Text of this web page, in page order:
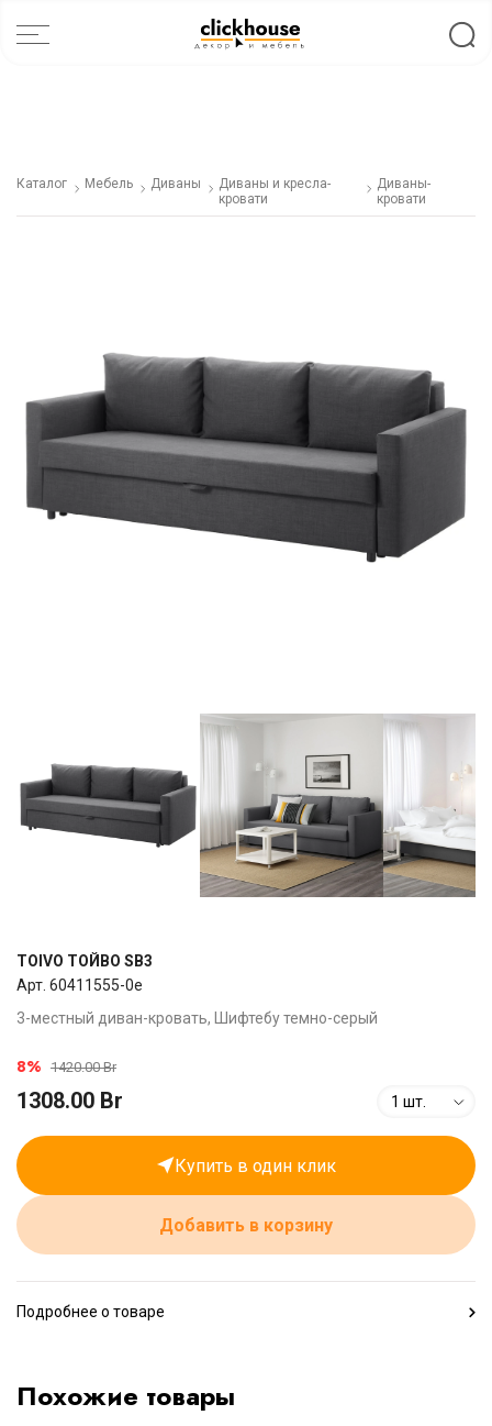
Каталог Мебель Диваны
Диваны и кресла-
кровати
Диваны-
кровати
TOIVO ТОЙВО SB3
Арт. 60411555-0e
3-местный диван-кровать, Шифтебу темно-серый
8% 1420.00 Br
1308.00 Br 1 шт.
Купить в один клик
Добавить в корзину
Подробнее о товаре
Похожие товары